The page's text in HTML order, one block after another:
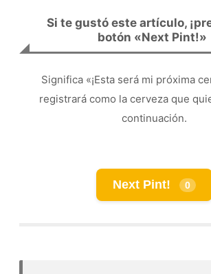
Si te gustó este artículo,
botón «Next Pint!»
Significa «¡Esta será mi próxima
registrará como la cerveza que
continuación.
Next Pint! 0